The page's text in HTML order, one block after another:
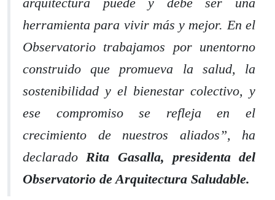
herramienta para vivir más y mejor. En el
Observatorio trabajamos por unentorno
construido que promueva la salud, la
sostenibilidad y el bienestar colectivo, y
ese compromiso se refleja en el
crecimiento de nuestros aliados”, ha
declaradoRita Gasalla, presidenta del
Observatorio de Arquitectura Saludable.